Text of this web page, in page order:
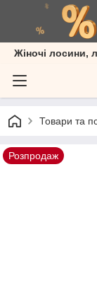
Жіночі лосини,
Товари та
Розпродаж